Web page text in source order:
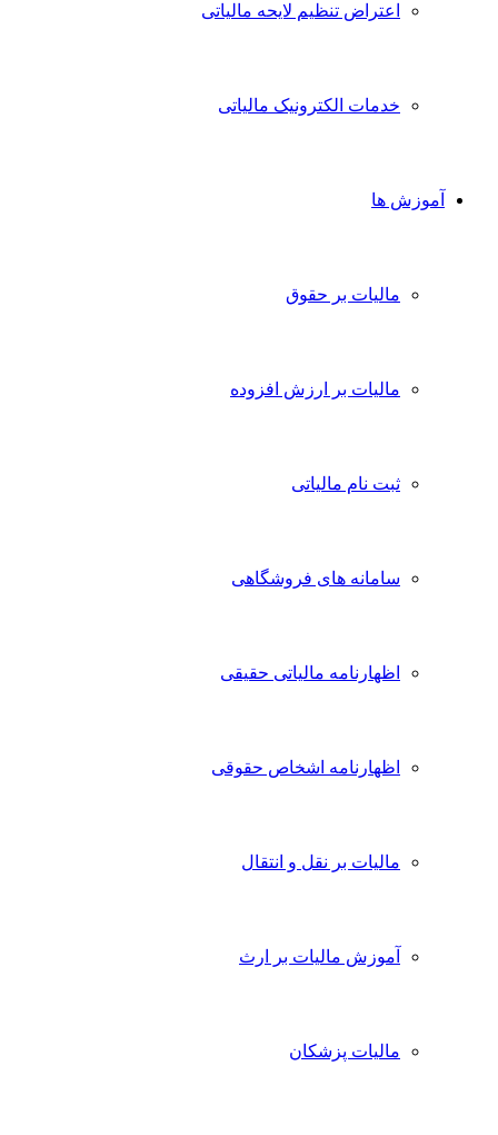
اعتراض تنظیم لایحه مالیاتی
خدمات الکترونیک مالیاتی
آموزش ها
مالیات بر حقوق
مالیات بر ارزش افزوده
ثبت نام مالیاتی
سامانه های فروشگاهی
اظهارنامه مالیاتی حقیقی
اظهارنامه اشخاص حقوقی
مالیات بر نقل و انتقال
آموزش مالیات بر ارث
مالیات پزشکان